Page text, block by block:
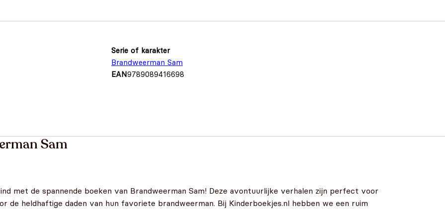
Serie of karakter
Brandweerman Sam
EAN9789089416698
Sam
met de spannende boeken van Brandweerman Sam! Deze avontuurlijke verhalen zijn perfect voor
de heldhaftige daden van hun favoriete brandweerman. Bij Kinderboekjes.nl hebben we een ruim